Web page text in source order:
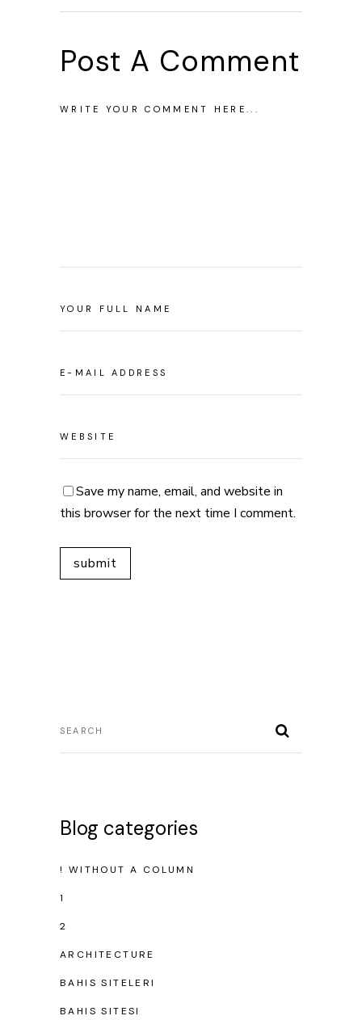
Post A Comment
Save my name, email, and website in
this browser for the next time I comment.
Blog categories
! WITHOUT A COLUMN
1
2
ARCHITECTURE
BAHIS SITELERI
BAHIS SITESI